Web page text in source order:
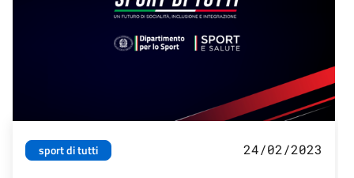
sport di tutti 24/02/2023